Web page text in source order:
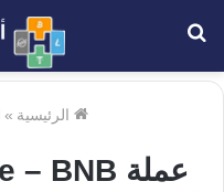
الرئيسية »